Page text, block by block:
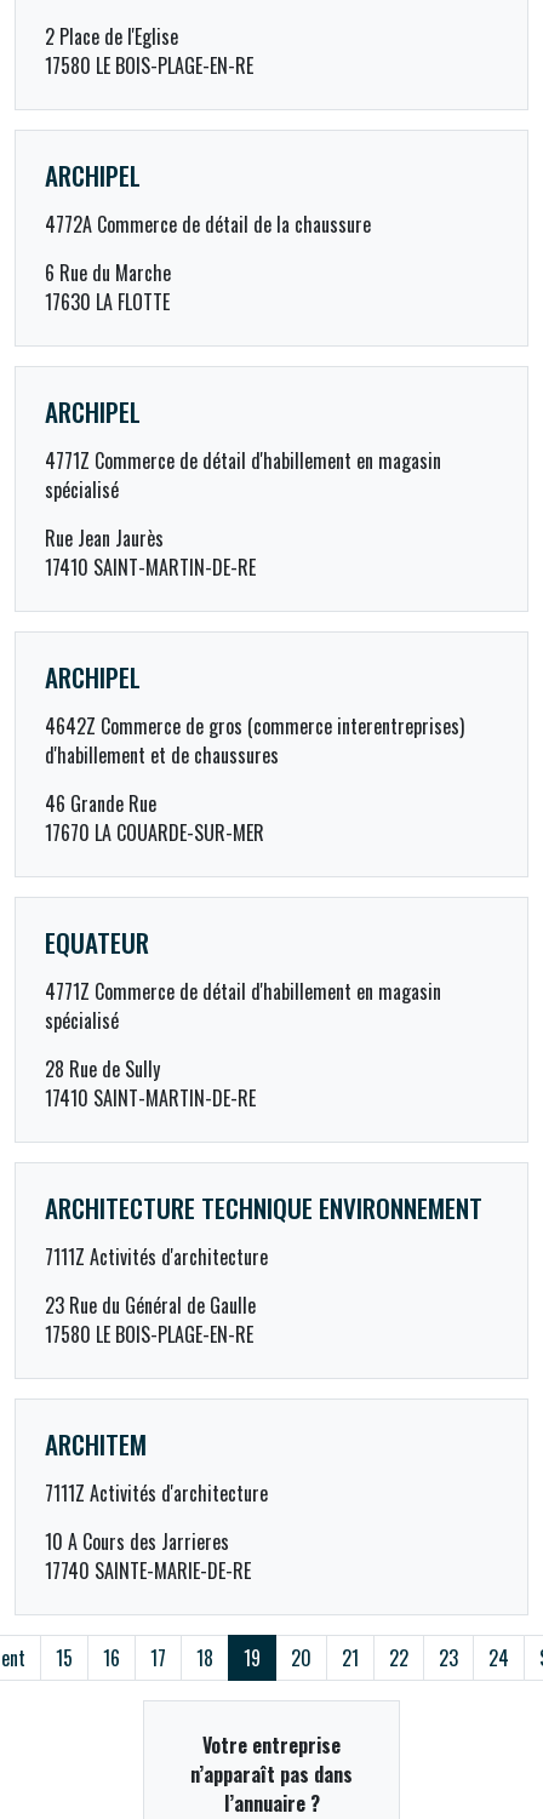
2 Place de l'Eglise
17580 LE BOIS-PLAGE-EN-RE
ARCHIPEL
4772A Commerce de détail de la chaussure
6 Rue du Marche
17630 LA FLOTTE
ARCHIPEL
4771Z Commerce de détail d'habillement en magasin
spécialisé
Rue Jean Jaurès
17410 SAINT-MARTIN-DE-RE
ARCHIPEL
4642Z Commerce de gros (commerce interentreprises)
d'habillement et de chaussures
46 Grande Rue
17670 LA COUARDE-SUR-MER
EQUATEUR
4771Z Commerce de détail d'habillement en magasin
spécialisé
28 Rue de Sully
17410 SAINT-MARTIN-DE-RE
ARCHITECTURE TECHNIQUE ENVIRONNEMENT
7111Z Activités d'architecture
23 Rue du Général de Gaulle
17580 LE BOIS-PLAGE-EN-RE
ARCHITEM
7111Z Activités d'architecture
10 A Cours des Jarrieres
17740 SAINTE-MARIE-DE-RE
15 16 17 18 19 20 21 22 23 24
Votre entreprise
n’apparaît pas dans
l’annuaire ?